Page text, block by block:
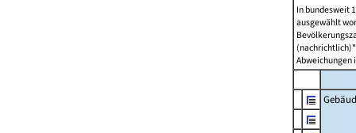
In bundesweit
ausgewählt
Abweichungen